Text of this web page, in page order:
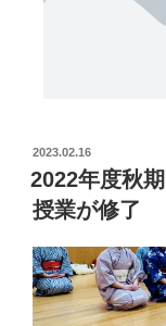
2023.02.16
2022年度秋
授業が修了